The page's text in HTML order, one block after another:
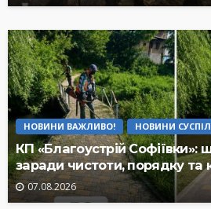
НОВИНИ ВАЖЛИВО! НОВИНИ
КП «Благоустрій Софіївки»:
заради чистоти, порядку
07.08.2026